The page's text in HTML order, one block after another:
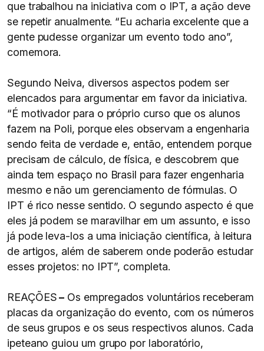
que trabalhou na iniciativa com o IPT, a ação deve
se repetir anualmente. “Eu acharia excelente que a
gente pudesse organizar um evento todo ano”,
comemora.
Segundo Neiva, diversos aspectos podem ser
elencados para argumentar em favor da iniciativa.
“É motivador para o próprio curso que os alunos
fazem na Poli, porque eles observam a engenharia
sendo feita de verdade e, então, entendem porque
precisam de cálculo, de física, e descobrem que
ainda tem espaço no Brasil para fazer engenharia
mesmo e não um gerenciamento de fórmulas. O
IPT é rico nesse sentido. O segundo aspecto é que
eles já podem se maravilhar em um assunto, e isso
já pode leva-los a uma iniciação científica, à leitura
de artigos, além de saberem onde poderão estudar
esses projetos: no IPT”, completa.
REAÇÕES– Os empregados voluntários receberam
placas da organização do evento, com os números
de seus grupos e os seus respectivos alunos. Cada
ipeteano guiou um grupo por laboratório,